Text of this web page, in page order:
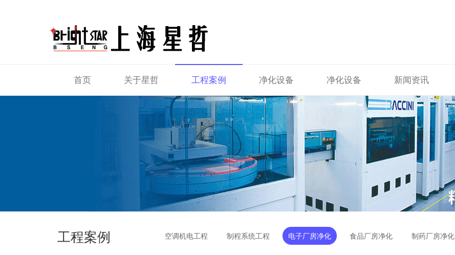
首页 关于星哲 工程案例 净化设备 净化设备 新闻资讯
工程案例 空调机电工程 制程系统工程 电子厂房净化 食品厂房净化 制药厂房净化